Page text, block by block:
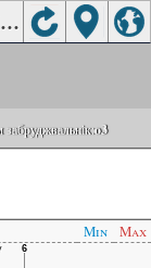
Якасць паветра ў Riyadh region, Al Khalidiya
o3
Min Max